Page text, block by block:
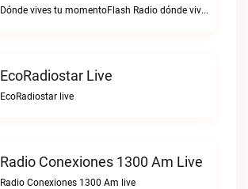
Dónde vives tu momentoFlash Radio dónde vives tu momento live
EcoRadiostar Live
EcoRadiostar live
Radio Conexiones 1300 Am Live
Radio Conexiones 1300 Am live